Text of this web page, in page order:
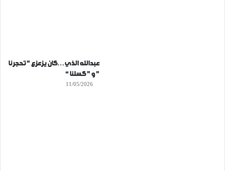
عبدالله الذي…كان يزعزع ” تحجرنا
” و ” كسلنا “
11/05/2026